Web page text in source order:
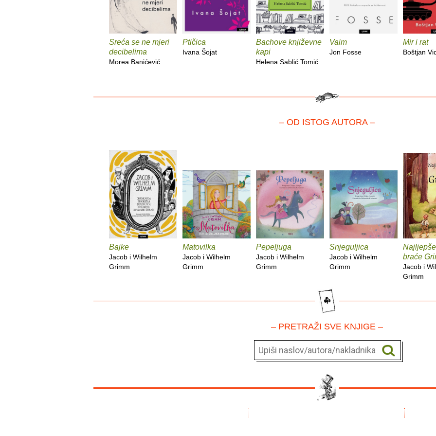
Sreća se ne mjeri
decibelima
Morea Banićević
Ptičica
Ivana Šojat
Bachove književne
kapi
Helena Sablić Tomić
Vaim
Jon Fosse
Mir i rat
Boštjan
– OD ISTOG AUTORA –
Bajke
Jacob i Wilhelm
Grimm
Matovilka
Jacob i Wilhelm
Grimm
Pepeljuga
Jacob i Wilhelm
Grimm
Snjeguljica
Jacob i Wilhelm
Grimm
braće
Jacob i
Grimm
– PRETRAŽI SVE KNJIGE –